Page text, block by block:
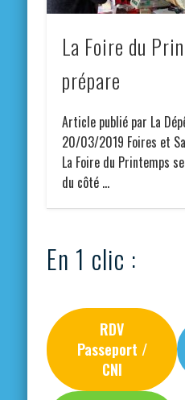
La Foire du
prépare
Article publié par La
20/03/2019 Foires et
La Foire du Printemps
du côté …
En 1 clic :
RDV
Passeport /
CNI